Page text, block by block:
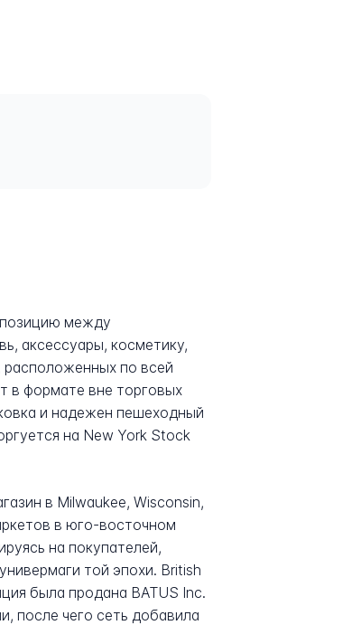
позицию между
аксессуары, косметику,
расположенных по всей
в формате вне торговых
и надежен пешеходный
на New York Stock
в Milwaukee, Wisconsin,
в юго-восточном
на покупателей,
той эпохи. British
была продана BATUS Inc.
после чего сеть добавила